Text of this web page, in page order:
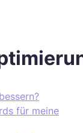
für meine